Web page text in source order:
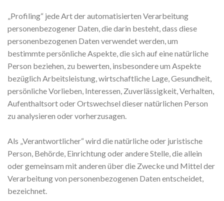
„Profiling“ jede Art der automatisierten Verarbeitung
personenbezogener Daten, die darin besteht, dass diese
personenbezogenen Daten verwendet werden, um
bestimmte persönliche Aspekte, die sich auf eine natürliche
Person beziehen, zu bewerten, insbesondere um Aspekte
bezüglich Arbeitsleistung, wirtschaftliche Lage, Gesundheit,
persönliche Vorlieben, Interessen, Zuverlässigkeit, Verhalten,
Aufenthaltsort oder Ortswechsel dieser natürlichen Person
zu analysieren oder vorherzusagen.
Als „Verantwortlicher“ wird die natürliche oder juristische
Person, Behörde, Einrichtung oder andere Stelle, die allein
oder gemeinsam mit anderen über die Zwecke und Mittel der
Verarbeitung von personenbezogenen Daten entscheidet,
bezeichnet.